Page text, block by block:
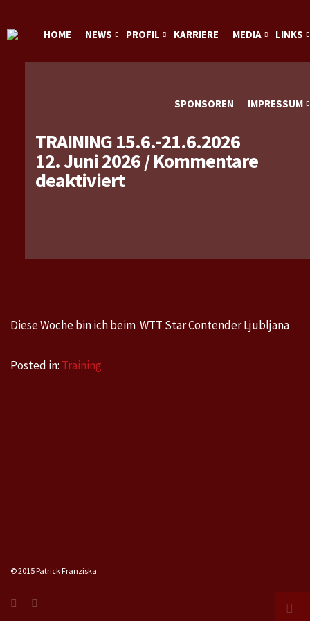
HOME NEWS PROFIL KARRIERE MEDIA LINKS
SPONSOREN IMPRESSUM
TRAINING 15.6.-21.6.2026
12. Juni 2026/Kommentare
deaktiviertfür
Diese Woche bin ich beim WTT Star Contender Ljubljana
Posted in: Training
© 2015 Patrick Franziska